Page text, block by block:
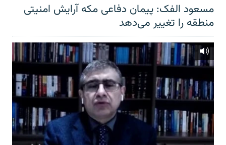
مسعود الفک: پیمان دفاعی مکه آرایش امنیتی
منطقه را تغییر می‌دهد